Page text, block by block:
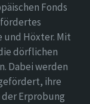
Fonds
und Höxter. Mit
dörflichen
Dabei werden
ihre
Erprobung